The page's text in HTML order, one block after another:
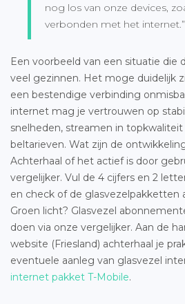
nog los van onze devices,
verbonden met het internet.”
Een voorbeeld van een situatie die
veel gezinnen. Het moge duidelijk
een bestendige verbinding
internet mag je vertrouwen op
snelheden, streamen in
beltarieven. Wat zijn de
Achterhaal of het actief is door
vergelijker. Vul de 4 cijfers en 2
en check of de glasvezelpakketten
Groen licht? Glasvezel
doen via onze vergelijker. Aan de
website (Friesland) achterhaal je
eventuele aanleg van glasvezel
internet pakket T-Mobile.